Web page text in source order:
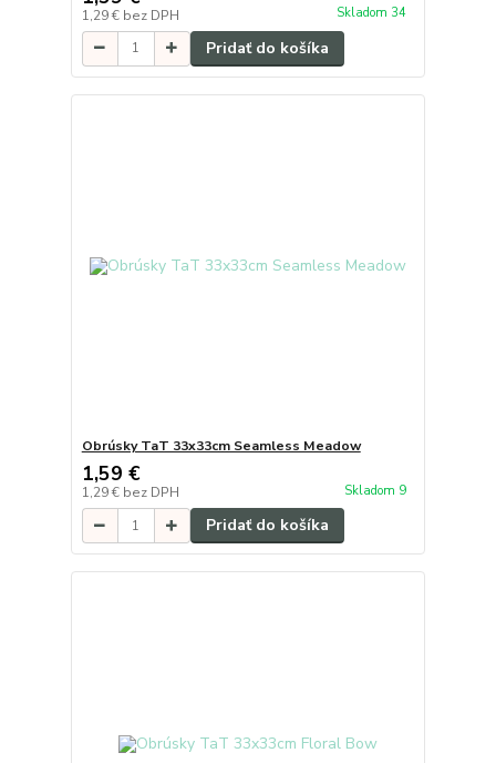
1,29 € bez DPH Skladom 34
Pridať do košíka
Obrúsky TaT 33x33cm Seamless Meadow
1,59 €
1,29 € bez DPH Skladom 9
Pridať do košíka